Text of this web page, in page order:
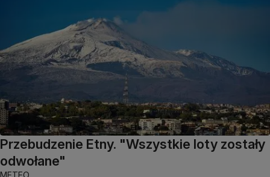
Przebudzenie Etny. "Wszystkie loty zostały
odwołane"
METEO